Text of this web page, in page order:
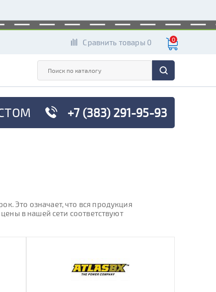
Сравнить товары 0 0
+7 (383) 291-95-93
Это означает, что вся продукция
в нашей сети соответствуют